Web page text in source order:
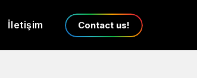
İletişim Contact us!